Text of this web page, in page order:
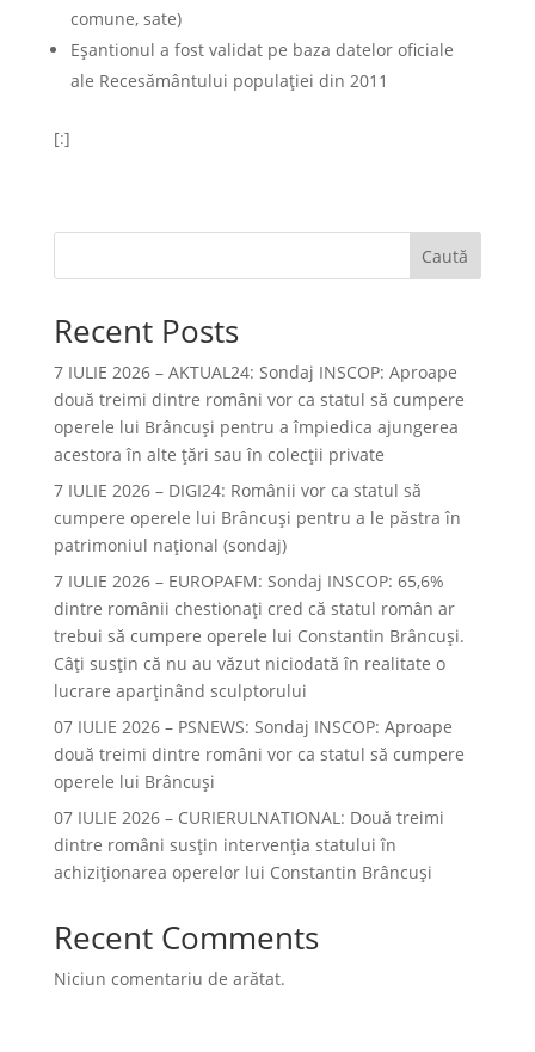
comune, sate)
Eșantionul a fost validat pe baza datelor oficiale
ale Recesământului populației din 2011
[:]
Caută
Recent Posts
7 IULIE 2026 – AKTUAL24: Sondaj INSCOP: Aproape
două treimi dintre români vor ca statul să cumpere
operele lui Brâncuşi pentru a împiedica ajungerea
acestora în alte ţări sau în colecţii private
7 IULIE 2026 – DIGI24: Românii vor ca statul să
cumpere operele lui Brâncuși pentru a le păstra în
patrimoniul național (sondaj)
7 IULIE 2026 – EUROPAFM: Sondaj INSCOP: 65,6%
dintre românii chestionați cred că statul român ar
trebui să cumpere operele lui Constantin Brâncuși.
Câți susțin că nu au văzut niciodată în realitate o
lucrare aparținând sculptorului
07 IULIE 2026 – PSNEWS: Sondaj INSCOP: Aproape
două treimi dintre români vor ca statul să cumpere
operele lui Brâncuși
07 IULIE 2026 – CURIERULNATIONAL: Două treimi
dintre români susțin intervenția statului în
achiziționarea operelor lui Constantin Brâncuși
Recent Comments
Niciun comentariu de arătat.